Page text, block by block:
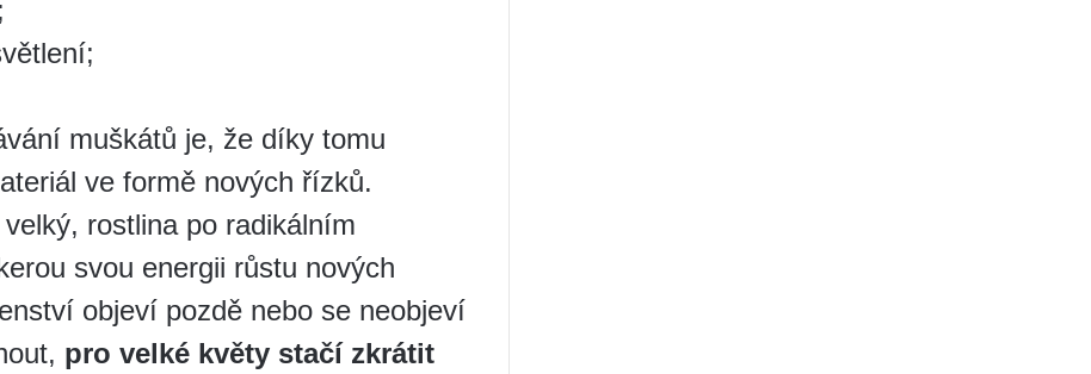
muškátů je, že díky tomu
ve formě nových řízků.
rostlina po radikálním
svou energii růstu nových
objeví pozdě nebo se neobjeví
pro velké květy stačí zkrátit